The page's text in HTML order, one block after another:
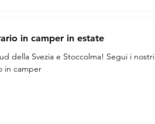
in camper in estate
della Svezia e Stoccolma! Segui i nostri
in camper